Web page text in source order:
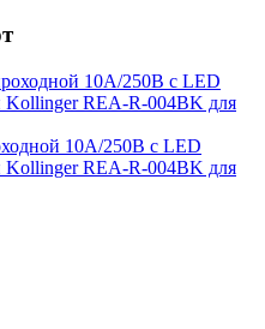
10А/250В с LED
Kollinger REA-R-004BK для